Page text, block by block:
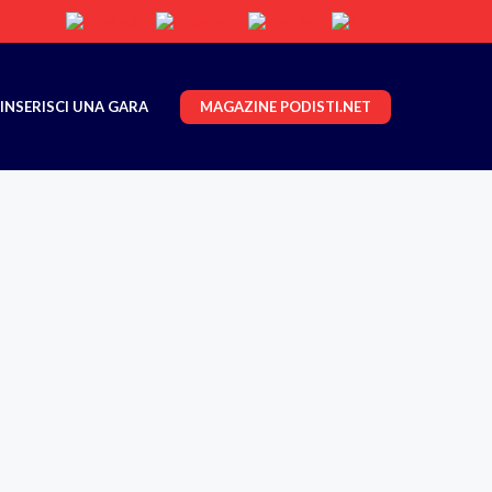
INSERISCI UNA GARA MAGAZINE PODISTI.NET